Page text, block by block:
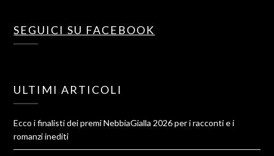
SEGUICI SU FACEBOOK
ULTIMI ARTICOLI
Ecco i finalisti dei premi NebbiaGialla 2026 per i racconti e i
romanzi inediti